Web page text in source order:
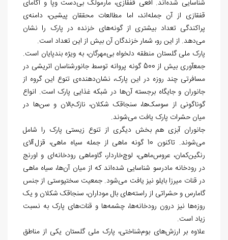
شناسایی شدهاند. افعی قفقازی، مارمولک بی‌‏دست وپا و آگامای
قفقازی از آن جملهاند، اما مطالعات محققان پیشین، دامنهی
پراکندگی تعداد بیشتری از گونههای خزنده در پارک را نشان
می‌‏دهد. از این رو، شمار خزندگان آن بیش از این تعداد است.
پارک ملی گلستان منطقه دلخواه بی­مهرگان، به ویژه بندپایان است.
جمع‏آوری بیش از 500 گونه پروانه توسط جانورشناسان اتریشی در
مسافرتی چند روزه در این پارک، نشاندهنده­ی تنوع این گروه از
جانوران و جایگاه برجسته آنها در شبکه غذایی پارک است. انواع
گوناگونی از سوسکها، سنجاقک شکلان، نازک‏‌بالان و سنها در
میان حشرات پارک یافت میشوند.
جانوران آبزی هم بخش دیگری از تنوع زیستی پارک را شامل
می
شوند. تاکنون 10 گونه ماهی از جمله سیاه ماهی، قزل آلای
رنگین‏‌کمان، عروس‌‏ماهی، لوچ‌‏خاردار، گاوماهی رودخانهای و اورنج
در رودخانه مادرسو شناسایی شدهاند که از میان آنها، سیاه ماهی
در قنات میرزا بایلو نیز یافت میشود. جمعیت سخت‏پوستی از جنس
گامارس و حشراتی از راستههای بال موداران، سنجاقک شکلان و یک
روزهها نیز درون رودخانهها، چشمهها و قناتهای پارک به نسبت
زیاد است.
علاوه بر ارزش­های بوم­شناختی، پارک ملی گلستان یکی از مناطق